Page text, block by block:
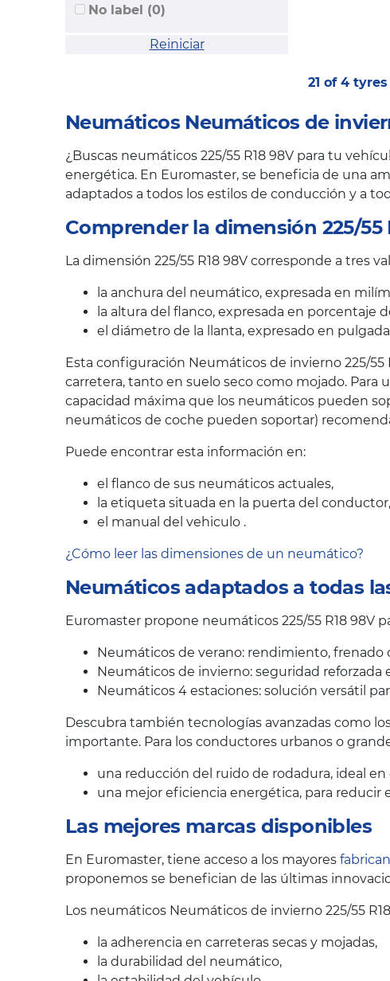
No label (0)
Reiniciar
21 of 4
Neumáticos Neumáticos de
¿Buscas neumáticos 225/55 R18 98V para tu
energética. En Euromaster, se beneficia de una
adaptados a todos los estilos de conducción y a
Comprender la dimensión 225/55
La dimensión 225/55 R18 98V corresponde a tres
la anchura del neumático, expresada en
la altura del flanco, expresada en porcentaje
el diámetro de la llanta, expresado en
Esta configuración Neumáticos de invierno 225/
carretera, tanto en suelo seco como mojado.
capacidad máxima que los neumáticos pueden
neumáticos de coche pueden soportar)
Puede encontrar esta información en:
el flanco de sus neumáticos actuales,
la etiqueta situada en la puerta del conductor,
el manual del vehiculo .
¿Cómo leer las dimensiones de un neumático?
Neumáticos adaptados a todas
Euromaster propone neumáticos 225/55 R18 98V
Neumáticos de verano: rendimiento,
Neumáticos de invierno: seguridad reforzada
Neumáticos 4 estaciones: solución versátil
Descubra también tecnologías avanzadas como
importante. Para los conductores urbanos o
una reducción del ruido de rodadura, ideal en
una mejor eficiencia energética, para reducir
Las mejores marcas disponibles
En Euromaster, tiene acceso a los mayores
proponemos se benefician de las últimas
Los neumáticos Neumáticos de invierno 225/55
la adherencia en carreteras secas y mojadas,
la durabilidad del neumático,